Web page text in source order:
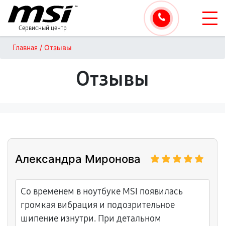
Сервисный центр
Главная / Отзывы
Отзывы
Александра Миронова
Со временем в ноутбуке MSI появилась
громкая вибрация и подозрительное
шипение изнутри. При детальном